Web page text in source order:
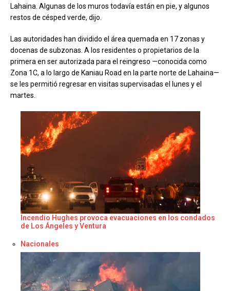
Lahaina. Algunas de los muros todavía están en pie, y algunos
restos de césped verde, dijo.
Las autoridades han dividido el área quemada en 17 zonas y
docenas de subzonas. A los residentes o propietarios de la
primera en ser autorizada para el reingreso —conocida como
Zona 1C, a lo largo de Kaniau Road en la parte norte de Lahaina—
se les permitió regresar en visitas supervisadas el lunes y el
martes.
Incendio Hughes provoca evacuaciones en los condados
de Los Ángeles y Ventura
Respecto a
Nacionales